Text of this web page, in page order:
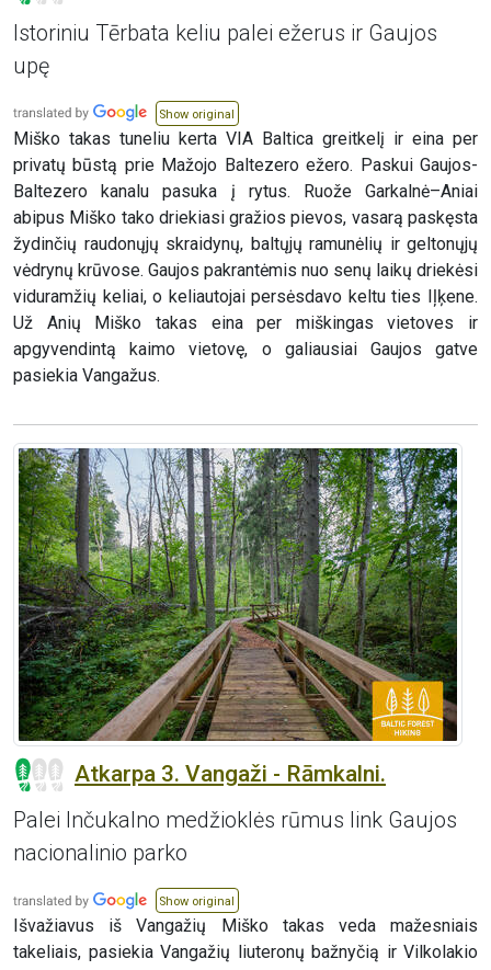
Istoriniu Tērbata keliu palei ežerus ir Gaujos
upę
Show original
Miško takas tuneliu kerta VIA Baltica greitkelį ir eina per
privatų būstą prie Mažojo Baltezero ežero. Paskui Gaujos-
Baltezero kanalu pasuka į rytus. Ruože Garkalnė–Aniai
abipus Miško tako driekiasi gražios pievos, vasarą paskęsta
žydinčių raudonųjų skraidynų, baltųjų ramunėlių ir geltonųjų
vėdrynų krūvose. Gaujos pakrantėmis nuo senų laikų driekėsi
viduramžių keliai, o keliautojai persėsdavo keltu ties Iļķene.
Už Anių Miško takas eina per miškingas vietoves ir
apgyvendintą kaimo vietovę, o galiausiai Gaujos gatve
pasiekia Vangažus.
Atkarpa 3. Vangaži - Rāmkalni.
Palei Inčukalno medžioklės rūmus link Gaujos
nacionalinio parko
Show original
Išvažiavus iš Vangažių Miško takas veda mažesniais
takeliais, pasiekia Vangažių liuteronų bažnyčią ir Vilkolakio